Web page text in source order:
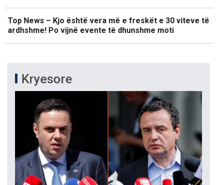
Top News – Kjo është vera më e freskët e 30 viteve të
ardhshme! Po vijnë evente të dhunshme moti
Kryesore